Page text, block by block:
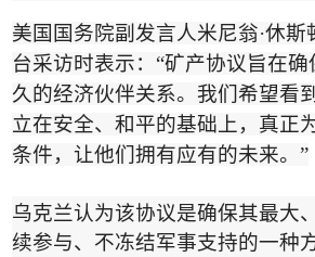
美国国务院副发言人米尼翁·休斯
台采访时表示： “矿产协议旨在确
久的经济伙伴关系。我们希望看
立在安全、和平的基础上，真正
条件，让他们拥有应有的未来。 ”
乌克兰认为该协议是确保其最大
续参与、不冻结军事支持的一种